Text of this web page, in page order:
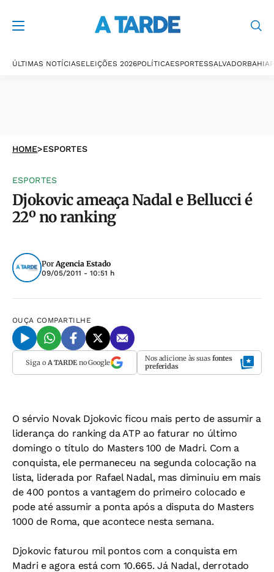
ÚLTIMAS NOTÍCIASELEIÇÕES 2026POLÍTICAESPORTESSALVADORBAHIA
HOME>ESPORTES
ESPORTES
Djokovic ameaça Nadal e Bellucci é
22º no ranking
PorAgencia Estado
09/05/2011 - 10:51 h
OUÇA COMPARTILHE
Siga o A TARDEno Google Nos adicione às suas fontes
preferidas
O sérvio Novak Djokovic ficou mais perto de assumir a
liderança do ranking da ATP ao faturar no último
domingo o título do Masters 100 de Madri. Com a
conquista, ele permaneceu na segunda colocação na
lista, liderada por Rafael Nadal, mas diminuiu em mais
de 400 pontos a vantagem do primeiro colocado e
pode até assumir a ponta após a disputa do Masters
1000 de Roma, que acontece nesta semana.
Djokovic faturou mil pontos com a conquista em
Madri e agora está com 10.665. Já Nadal, derrotado